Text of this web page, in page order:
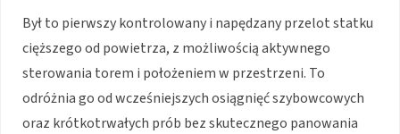
Był to pierwszy kontrolowany i napędzany przelot statku
cięższego od powietrza, z możliwością aktywnego
sterowania torem i położeniem w przestrzeni. To
odróżnia go od wcześniejszych osiągnięć szybowcowych
oraz krótkotrwałych prób bez skutecznego panowania